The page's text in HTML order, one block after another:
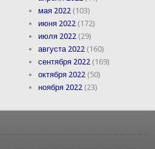
мая 2022 (103)
июня 2022 (172)
июля 2022 (29)
августа 2022 (160)
сентября 2022 (169)
октября 2022 (50)
ноября 2022 (23)